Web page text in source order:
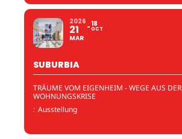
2026
21
MAR
18
OCT
SUBURBIA
TRÄUME VOM EIGENHEIM - WEGE AUS DER
WOHNUNGSKRISE
: Ausstellung